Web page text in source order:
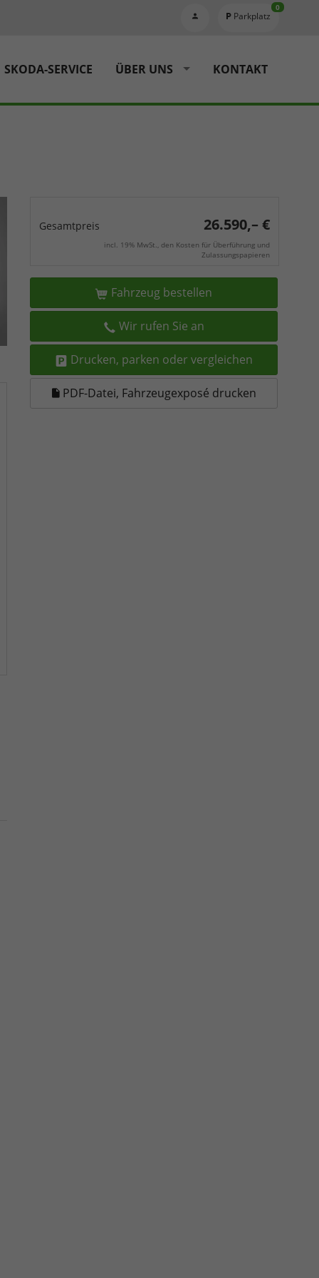
Parkplatz
0
SKODA-SERVICE ÜBER UNS KONTAKT
Gesamtpreis 26.590,– €
incl. 19% MwSt., den Kosten für Überführung und
Zulassungspapieren
Fahrzeug bestellen
Wir rufen Sie an
Drucken, parken oder vergleichen
PDF-Datei, Fahrzeugexposé drucken